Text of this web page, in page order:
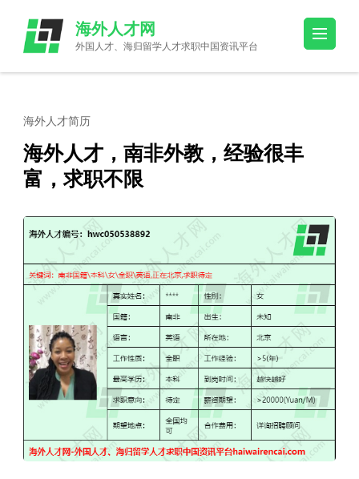
content
(Press
海外人才网
外国人才、海归留学人才求职中国资讯平台
海外人才简历
海外人才，南非外教，经验很丰
富，求职不限